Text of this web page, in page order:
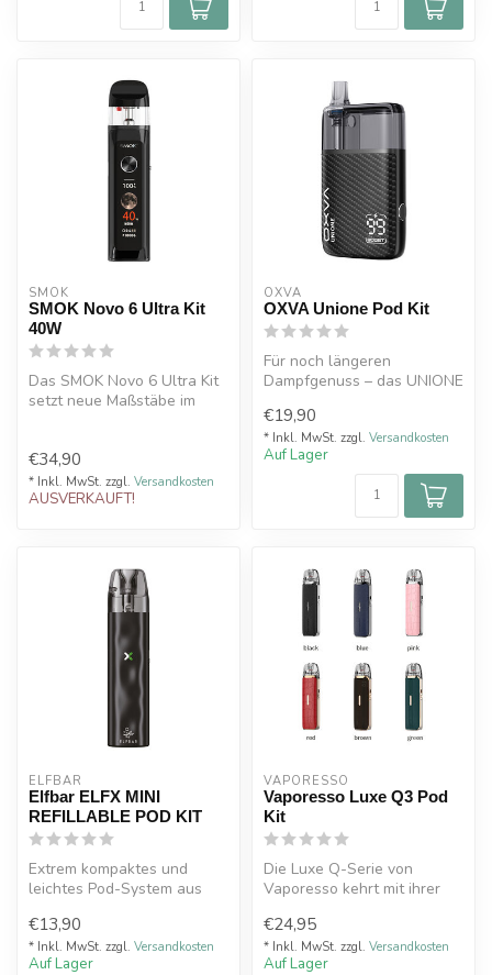
SMOK
SMOK Novo 6 Ultra Kit
40W
Das SMOK Novo 6 Ultra Kit
setzt neue Maßstäbe im
€34,90
* Inkl. MwSt. zzgl. Versandkosten
AUSVERKAUFT!
OXVA
OXVA Unione Pod Kit
Für noch längeren
Dampfgenuss – das UNIONE
€19,90
* Inkl. MwSt. zzgl. Versandkosten
Auf Lager
ELFBAR
Elfbar ELFX MINI
REFILLABLE POD KIT
Extrem kompaktes und
leichtes Pod-System aus
Aluminium-Legier...
€13,90
* Inkl. MwSt. zzgl. Versandkosten
Auf Lager
VAPORESSO
Vaporesso Luxe Q3 Pod
Kit
Die Luxe Q-Serie von
Vaporesso kehrt mit ihrer
und ver...
€24,95
* Inkl. MwSt. zzgl. Versandkosten
Auf Lager